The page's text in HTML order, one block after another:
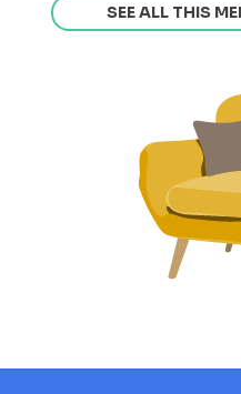
SEE ALL THIS